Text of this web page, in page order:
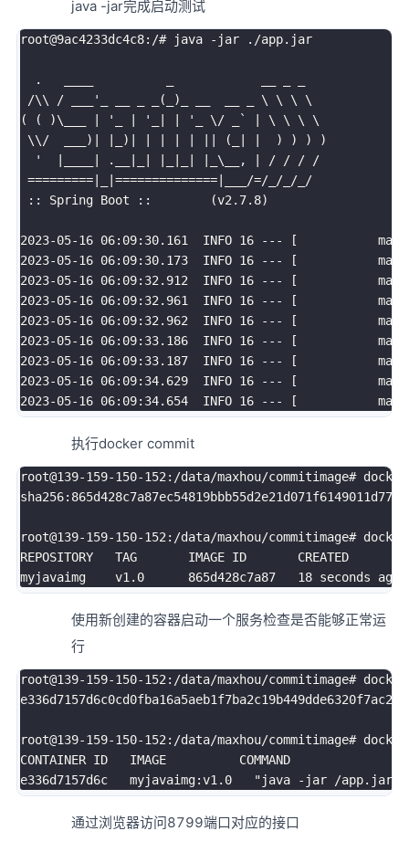
java -jar完成启动测试
root@9ac4233dc4c8:/# java -jar ./app.jar
.
/\\ / ___
'_ __ _ _(_)_ __  __ _ \ \ \ \
( ( )\___ | '
| '_| | ' \ / _` | \ \ \
\
\\ /  ___ ) | | ) | | | | | || ( | | ) ) )
)
'  |____| .__|_| |_|_| |_\__, | / / / /
=========|_|==============|___/=/_/_/_/
:: Spring Boot ::        (v2.7.8)
2023-05-16 06:09:30.161  INFO 16 --- [
2023-05-16 06:09:30.173  INFO 16 --- [
2023-05-16 06:09:32.912  INFO 16 --- [
2023-05-16 06:09:32.961  INFO 16 --- [
2023-05-16 06:09:32.962  INFO 16 --- [
2023-05-16 06:09:33.186  INFO 16 --- [
2023-05-16 06:09:33.187  INFO 16 --- [           main]
2023-05-16 06:09:34.629  INFO 16 --- [
2023-05-16 06:09:34.654  INFO 16 --- [
           main
执行docker commit
root@139-159-150-152:/data/maxhou/commitimage#
root@139-159-150-152:/data/maxhou/commitimage#
REPOSITORY   TAG       IMAGE ID       CREATED
myjavaimg    v1.0      865d428c7a87 18
使用新创建的容器启动一个服务检查是否能够正常运
行
root@139-159-150-152:/data/maxhou/commitimage#
root@139-159-150-152:/data/maxhou/commitimage#
CONTAINER ID   IMAGE          COMMAND
e336d7157d6c   myjavaimg:v1.0
"java -jar /app.jar"
通过浏览器访问8799端口对应的接口